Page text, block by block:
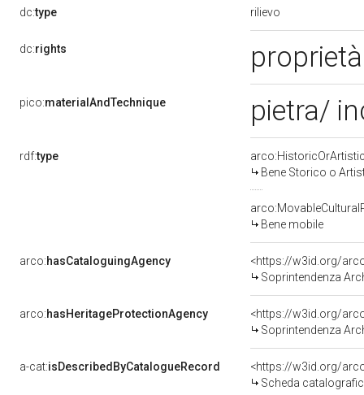
dc:type rilievo
dc:rights
pico:materialAndTechnique pietra/
rdf:type
Bene Storico o
Bene mobile
arco:hasCataloguingAgency
<https://w3id.org/
Soprintendenza
arco:hasHeritageProtectionAgency
<https://w3id.org/
Soprintendenza
a-cat:isDescribedByCatalogueRecord
<https://w3id.org/
Scheda